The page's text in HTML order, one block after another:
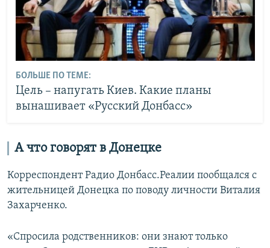
БОЛЬШЕ ПО ТЕМЕ:
Цель – напугать Киев. Какие планы
вынашивает «Русский Донбасс»
А что говорят в Донецке
Корреспондент Радио Донбасс.Реалии пообщался с
жительницей Донецка по поводу личности Виталия
Захарченко.
«Спросила родственников: они знают только